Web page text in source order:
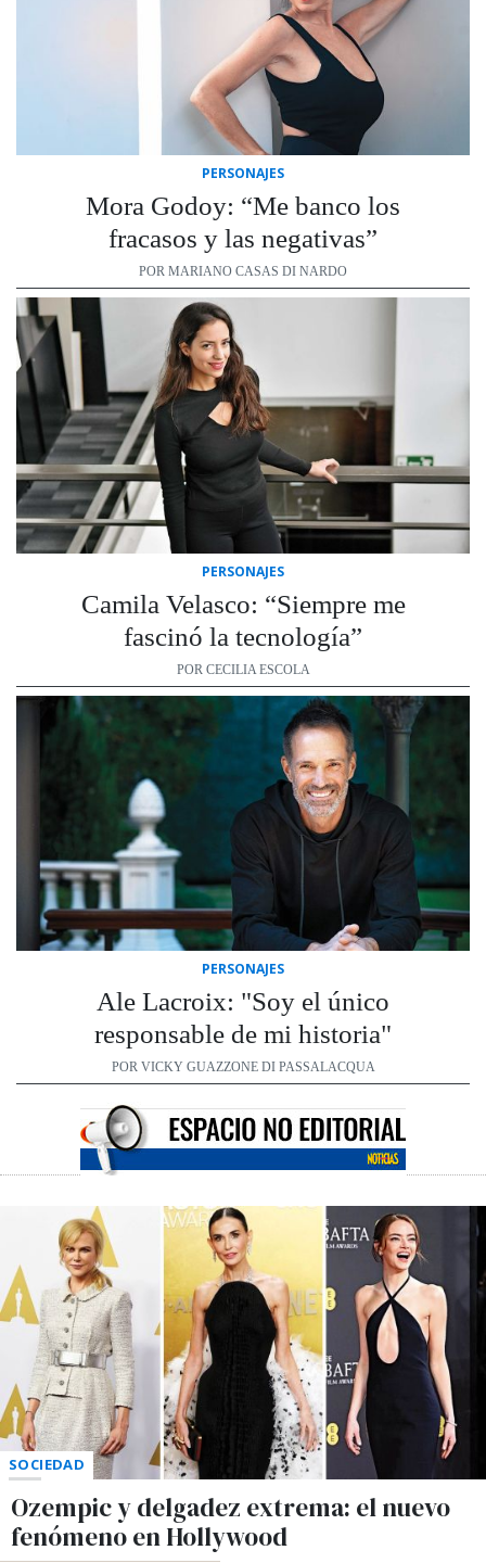
PERSONAJES
Mora Godoy: “Me banco los
fracasos y las negativas”
POR MARIANO CASAS DI NARDO
PERSONAJES
Camila Velasco: “Siempre me
fascinó la tecnología”
POR CECILIA ESCOLA
PERSONAJES
Ale Lacroix: "Soy el único
responsable de mi historia"
POR VICKY GUAZZONE DI PASSALACQUA
SOCIEDAD
Ozempic y delgadez extrema: el nuevo
fenómeno en Hollywood